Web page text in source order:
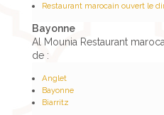
Restaurant marocain ouvert le
Bayonne
Al Mounia Restaurant
de :
Anglet
Bayonne
Biarritz